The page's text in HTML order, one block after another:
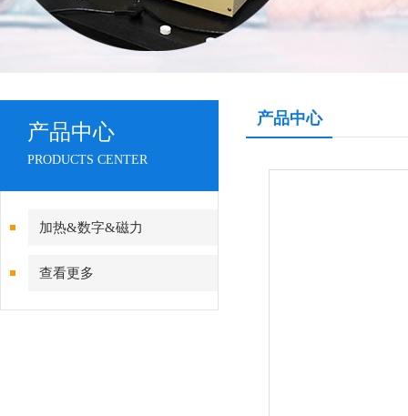
产品中心
PRODUCTS CENTER
加热&数字&磁力
查看更多
产品中心